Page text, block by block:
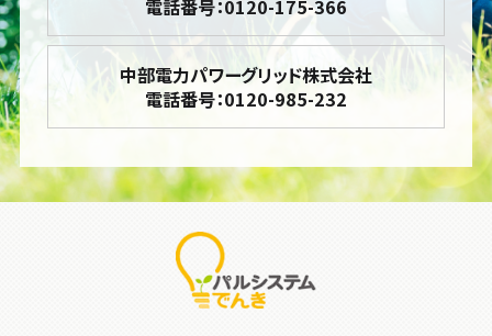
電話番号：0120-175-366
中部電力パワーグリッド株式会社
電話番号：0120-985-232